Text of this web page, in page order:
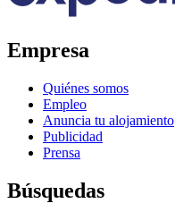
Empresa
Quiénes somos
Empleo
Anuncia tu alojamiento
Publicidad
Prensa
Búsquedas